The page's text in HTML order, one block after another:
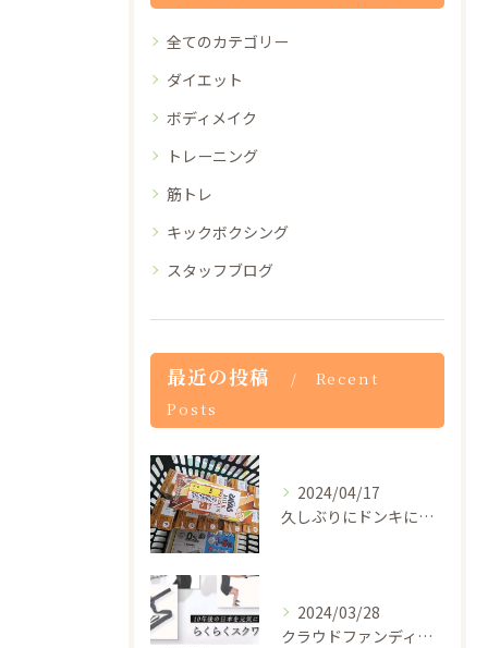
全てのカテゴリー
ダイエット
ボディメイク
トレーニング
筋トレ
キックボクシング
スタッフブログ
最近の投稿
Recent
Posts
2024/04/17
久しぶりにドンキに行ったらザバスのプロテインドリンクが1本5...
2024/03/28
クラウドファンディングの審査が通過したので5月29日から一般...